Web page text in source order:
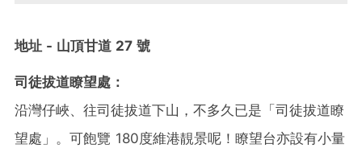
地址 - 山頂甘道 27 號
司徒拔道瞭望處：
沿灣仔峽、往司徒拔道下山，不多久已是「司徒拔道瞭
望處」。可飽覽 180度維港靚景呢！瞭望台亦設有小量